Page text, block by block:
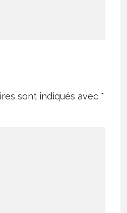
sont indiqués avec *